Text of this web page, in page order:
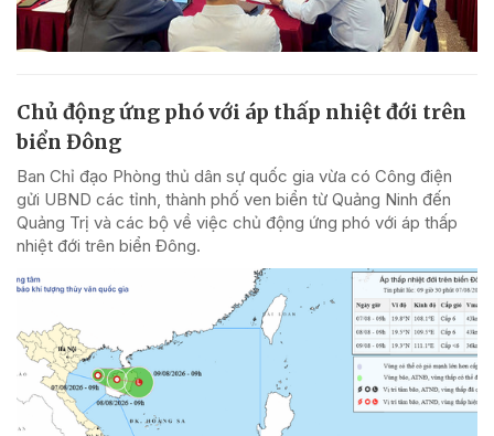
Chủ động ứng phó với áp thấp nhiệt đới trên
biển Đông
Ban Chỉ đạo Phòng thủ dân sự quốc gia vừa có Công điện
gửi UBND các tỉnh, thành phố ven biển từ Quảng Ninh đến
Quảng Trị và các bộ về việc chủ động ứng phó với áp thấp
nhiệt đới trên biển Đông.